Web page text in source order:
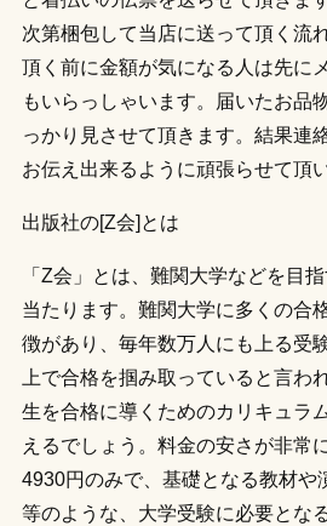
次第梱包して当店に送って頂く流
頂く前に金額が気になる人は先に
もいらっしゃいます。届いたお品
っかり見させて頂きます。結果連
お伝え出来るように頑張らせて頂
出版社の[Z会]とは
「Z会」とは、難関大学などを目
当たります。難関大学に多くの合
徴があり、毎年数万人にも上る受
上で合格を掴み取っていると言わ
生を合格に導くためのカリキュラ
えるでしょう。料金の安さが非常
4930円のみで、基礎となる教材や
等のような、大学受験に必要とな